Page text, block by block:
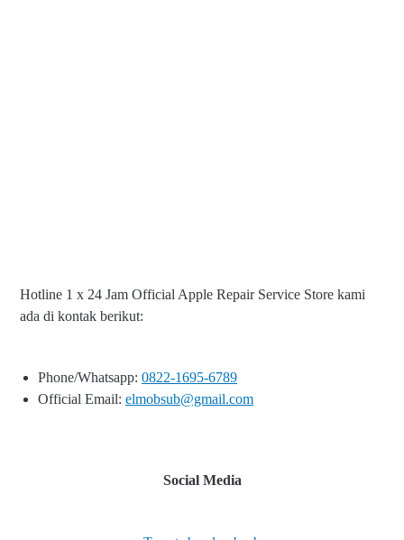
Hotline 1 x 24 Jam Official Apple Repair Service Store kami
ada di kontak berikut:
Phone/Whatsapp: 0822-1695-6789
Official Email: elmobsub@gmail.com
Social Media